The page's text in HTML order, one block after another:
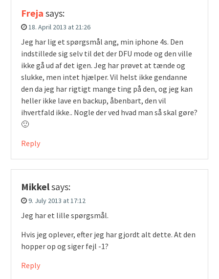
Freja says:
18. April 2013 at 21:26
Jeg har lig et spørgsmål ang, min iphone 4s. Den
indstillede sig selv til det der DFU mode og den ville
ikke gå ud af det igen. Jeg har prøvet at tænde og
slukke, men intet hjælper. Vil helst ikke gendanne
den da jeg har rigtigt mange ting på den, og jeg kan
heller ikke lave en backup, åbenbart, den vil
ihvertfald ikke.. Nogle der ved hvad man så skal gøre?
🙂
Reply
Mikkelsays:
9. July 2013 at 17:12
Jeg har et lille spørgsmål.
Hvis jeg oplever, efter jeg har gjordt alt dette. At den
hopper op og siger fejl -1?
Reply